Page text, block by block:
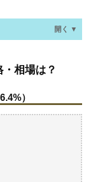
開く ▼
比+6.4%）
買事例
よう
？
相場は？
）